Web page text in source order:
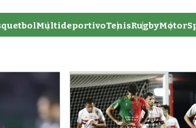
MultideportivoTenisRugby